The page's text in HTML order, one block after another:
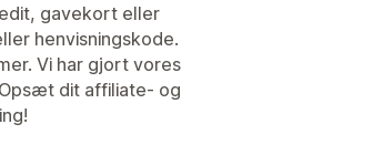
gavekort eller
henvisningskode.
Vi har gjort vores
dit affiliate- og